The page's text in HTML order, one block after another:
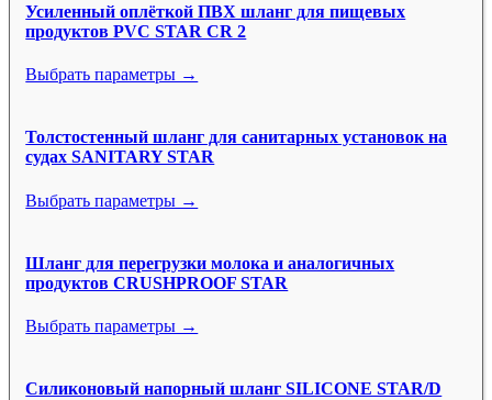
Усиленный оплёткой ПВХ шланг для пищевых
продуктов PVC STAR CR 2
Выбрать параметры →
Толстостенный шланг для санитарных установок на
судах SANITARY STAR
Выбрать параметры →
Шланг для перегрузки молока и аналогичных
продуктов CRUSHPROOF STAR
Выбрать параметры →
Силиконовый напорный шланг SILICONE STAR/D